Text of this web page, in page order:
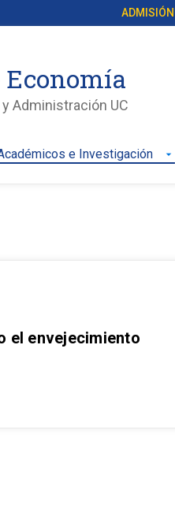
ADMISIÓN
Administración UC
e Investigación arrow_drop_down
el envejecimiento